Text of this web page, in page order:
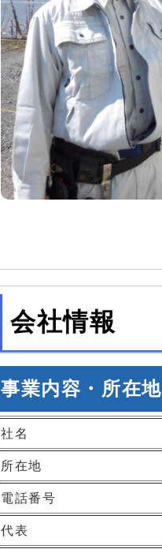
会社情報
事業内容・所在地
社名
所在地
電話番号
代表